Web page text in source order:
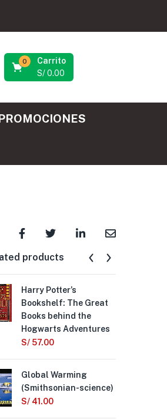
Carrito
0
S/0.00
products
Harry Potter’s
Bookshelf: The Great
Books behind the
Hogwarts Adventures
S/ 57.00
Global Warming
(Smithsonian-science)
S/ 41.00